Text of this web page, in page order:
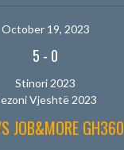
October 19, 2023
5 - 0
Stinori 2023
Vjeshtë 2023
JOB&MORE GH360